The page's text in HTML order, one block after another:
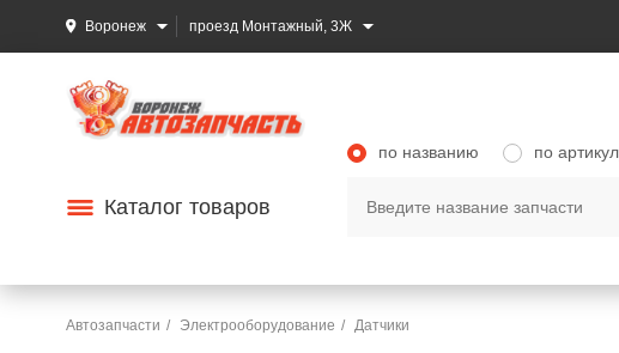
Воронеж проезд Монтажный, 3Ж
Каталог товаров
по названию по
Автозапчасти Электрооборудование Датчики